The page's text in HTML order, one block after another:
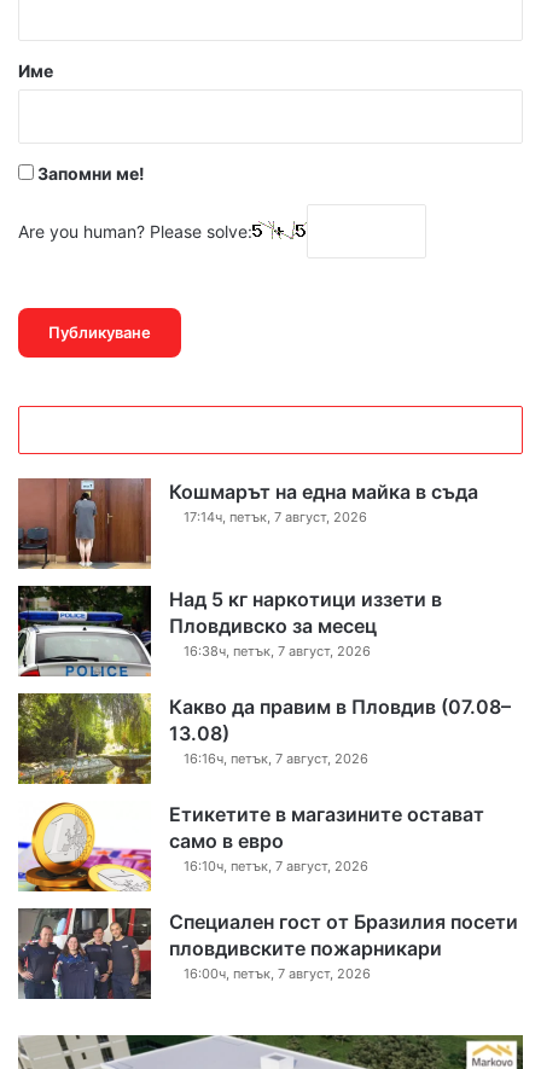
р
Име
Запомни ме!
Are you human? Please solve:
Кошмарът на една майка в съда
17:14ч, петък, 7 август, 2026
Над 5 кг наркотици иззети в
Пловдивско за месец
16:38ч, петък, 7 август, 2026
Какво да правим в Пловдив (07.08–
13.08)
16:16ч, петък, 7 август, 2026
Етикетите в магазините остават
само в евро
16:10ч, петък, 7 август, 2026
Специален гост от Бразилия посети
пловдивските пожарникари
16:00ч, петък, 7 август, 2026